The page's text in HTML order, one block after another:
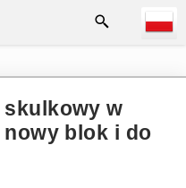
w
nowy blok i do